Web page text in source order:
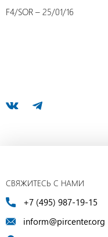
F4/SOR – 25/01/16
СВЯЖИТЕСЬ С НАМИ
+7 (495) 987-19-15
inform@pircenter.org